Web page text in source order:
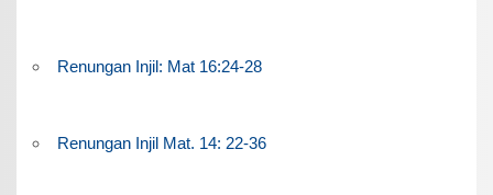
Renungan Injil: Mat 16:24-28
Renungan Injil Mat. 14: 22-36